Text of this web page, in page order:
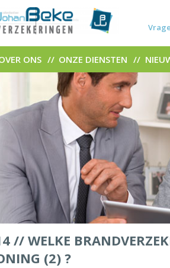
ONS ONZE DIENSTEN
//WELKE
(2) ?